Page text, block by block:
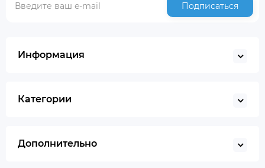
Подписаться
Информация
Категории
Дополнительно